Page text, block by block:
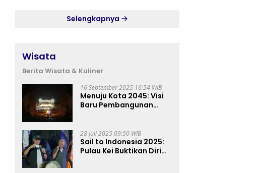
Selengkapnya
Wisata
Berita Wisata & Kuliner
16 September 2025 16:54 WIB
Menuju Kota 2045: Visi
Baru Pembangunan
28 Juli 2025 09:50 WIB
Sail to Indonesia 2025:
Pulau Kei Buktikan Diri